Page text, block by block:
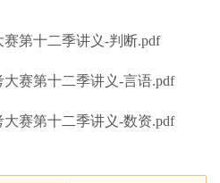
第十二季讲义-判断.pdf
赛第十二季讲义-言语.pdf
赛第十二季讲义-数资.pdf